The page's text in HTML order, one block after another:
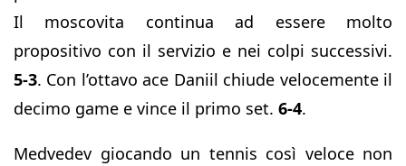
Il moscovita continua ad essere molto
propositivo con il servizio e nei colpi successivi.
5-3. Con l’ottavo ace Daniil chiude velocemente il
decimo game e vince il primo set. 6-4.
Medvedev giocando un tennis così veloce non